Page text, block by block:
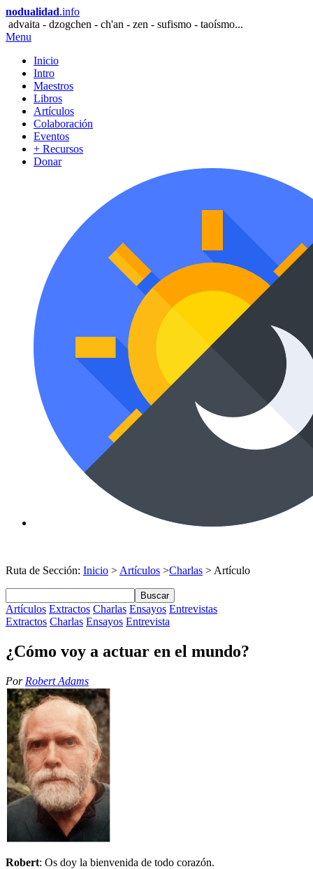
nodualidad.info
advaita - dzogchen - ch'an - zen - sufismo - taoísmo...
Menu
Inicio
Intro
Maestros
Libros
Artículos
Colaboración
Eventos
+ Recursos
Donar
Ruta de Sección: Inicio > Artículos >Charlas > Artículo
Buscar
Artículos Extractos Charlas Ensayos Entrevistas
Extractos Charlas Ensayos Entrevista
¿Cómo voy a actuar en el mundo?
Por Robert Adams
Robert: Os doy la bienvenida de todo corazón.